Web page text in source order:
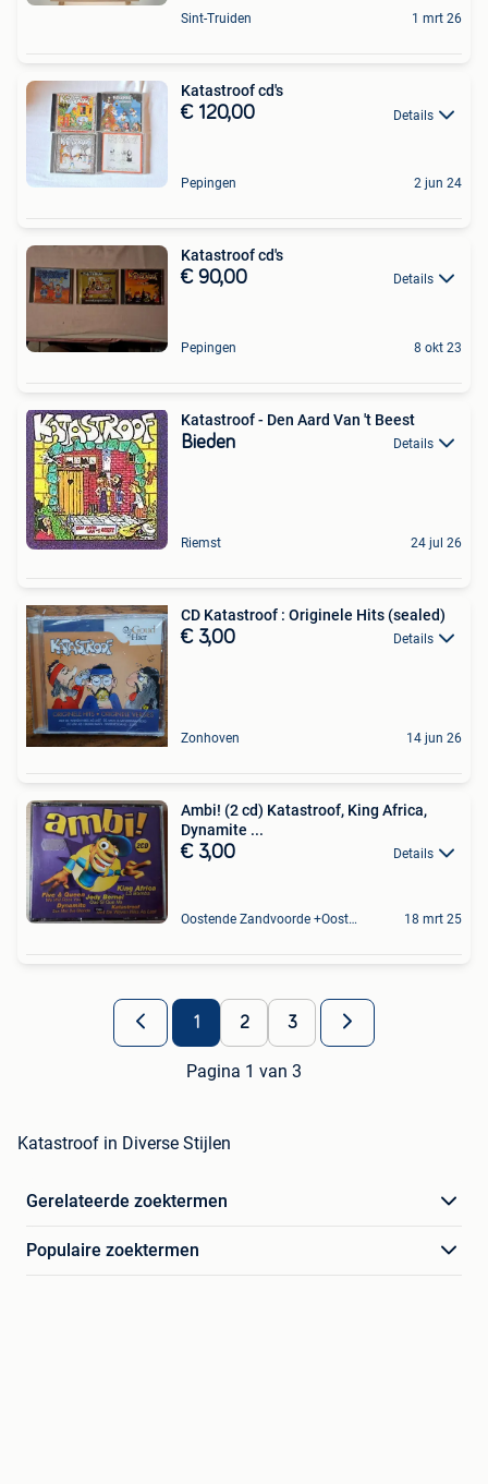
Sint-Truiden 1 mrt 26
Katastroof cd's
€ 120,00 Details
Pepingen 2 jun 24
Katastroof cd's
€ 90,00 Details
Pepingen 8 okt 23
Katastroof - Den Aard Van 't Beest
Bieden Details
Riemst 24 jul 26
CD Katastroof : Originele Hits (sealed)
€ 3,00 Details
Zonhoven 14 jun 26
Ambi! (2 cd) Katastroof, King Africa,
Dynamite ...
€ 3,00 Details
Oostende Zandvoorde +Oostende 18 mrt 25
1 2 3
Pagina 1 van 3
Katastroof in Diverse Stijlen
Gerelateerde zoektermen
Populaire zoektermen